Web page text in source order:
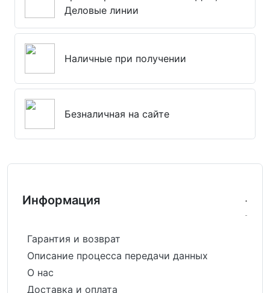
Деловые линии
Наличные при получении
Безналичная на сайте
Информация
Гарантия и возврат
Описание процесса передачи данных
О нас
Доставка и оплата